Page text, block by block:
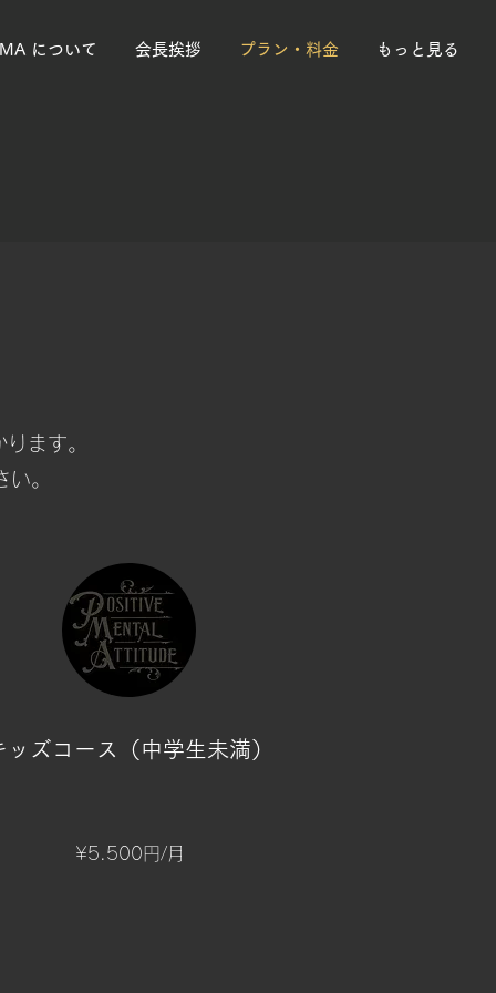
について 会長挨拶 プラン・料金 もっと見る
ます。
。
ッズコース（中学生未満）
¥5.500円/月